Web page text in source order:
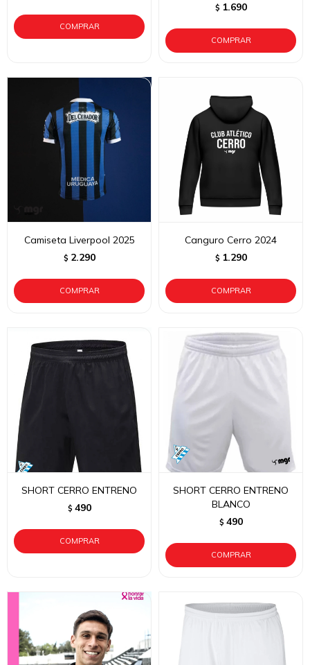
$ 1.690
Camiseta Liverpool 2025
$ 2.290
Canguro Cerro 2024
$ 1.290
SHORT CERRO ENTRENO
$ 490
SHORT CERRO ENTRENO
BLANCO
$ 490